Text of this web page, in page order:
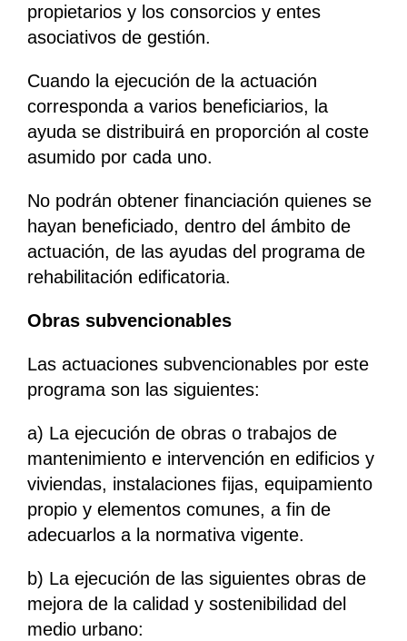
propietarios y los consorcios y entes
asociativos de gestión.
Cuando la ejecución de la actuación
corresponda a varios beneficiarios, la
ayuda se distribuirá en proporción al coste
asumido por cada uno.
No podrán obtener financiación quienes se
hayan beneficiado, dentro del ámbito de
actuación, de las ayudas del programa de
rehabilitación edificatoria.
Obras subvencionables
Las actuaciones subvencionables por este
programa son las siguientes:
a) La ejecución de obras o trabajos de
mantenimiento e intervención en edificios y
viviendas, instalaciones fijas, equipamiento
propio y elementos comunes, a fin de
adecuarlos a la normativa vigente.
b) La ejecución de las siguientes obras de
mejora de la calidad y sostenibilidad del
medio urbano: